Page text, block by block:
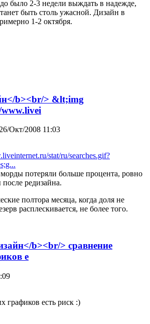
было 2-3 недели выждать в надежде,
быть столь ужасной. Дизайн в
1-2 октября.
b><br/> &lt;img
Окт/2008 11:03
stat/ru/searches.gif?
потеряли больше процента, ровно
после редизайна.
полтора месяца, когда доля не
расплескивается, не более того.
b><br/> сравнение
е
графиков есть риск :)